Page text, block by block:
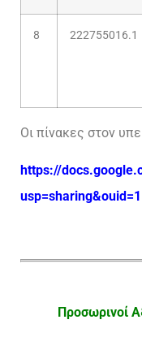
8 222755016.1
Οι πίνακες στον
https://
Προσωρινοί